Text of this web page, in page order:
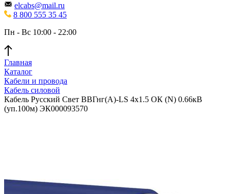
elcabs@mail.ru
8 800 555 35 45
Пн - Вс 10:00 - 22:00
Главная
Каталог
Кабели и провода
Кабель силовой
Кабель Русский Свет ВВГнг(А)-LS 4х1.5 ОК (N) 0.66кВ
(уп.100м) ЭК000093570